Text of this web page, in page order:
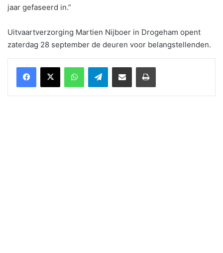
jaar gefaseerd in.”
Uitvaartverzorging Martien Nijboer in Drogeham opent
zaterdag 28 september de deuren voor belangstellenden.
WhatsAppTelegramDelen via Email Print